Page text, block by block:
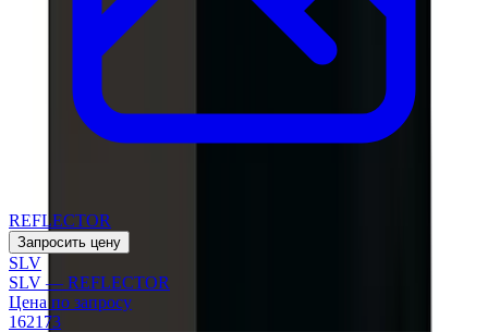
REFLECTOR
Запросить цену
SLV
SLV — REFLECTOR
Цена по запросу
162173